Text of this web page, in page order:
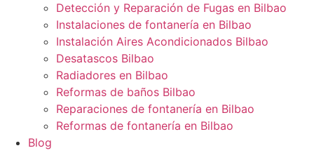
Detección y Reparación de Fugas en Bilbao
Instalaciones de fontanería en Bilbao
Instalación Aires Acondicionados Bilbao
Desatascos Bilbao
Radiadores en Bilbao
Reformas de baños Bilbao
Reparaciones de fontanería en Bilbao
Reformas de fontanería en Bilbao
Blog